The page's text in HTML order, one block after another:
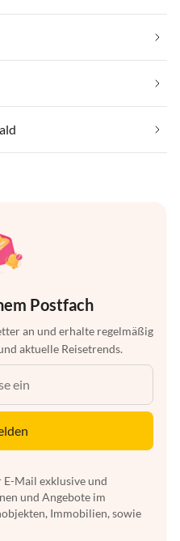
Postfach
an und erhalte regelmäßig
aktuelle Reisetrends.
Mail exklusive und
und Angebote im
Immobilien, sowie